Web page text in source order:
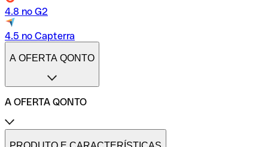
4.8 no G2
4.5 no Capterra
A OFERTA QONTO
A OFERTA QONTO
Tarifas